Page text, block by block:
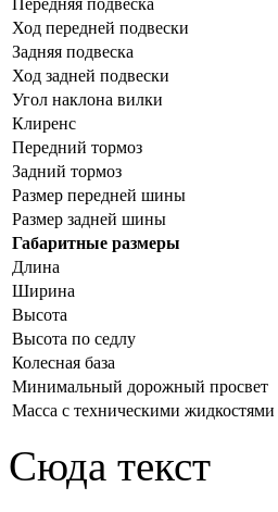
Передняя подвеска
Ход передней подвески
Задняя подвеска
Ход задней подвески
Угол наклона вилки
Клиренс
Передний тормоз
Задний тормоз
Размер передней шины
Размер задней шины
Габаритные размеры
Длина
Ширина
Высота
Высота по седлу
Колесная база
Минимальный дорожный просвет
Масса с техническими жидкостями
Сюда текст